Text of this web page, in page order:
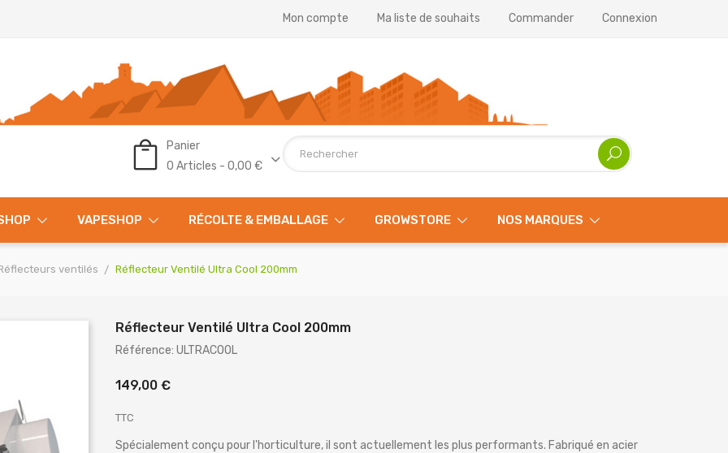
Mon compte Ma liste de souhaits Commander Connexion
Panier
0 Articles - 0,00 €
VAPESHOP RÉCOLTE & EMBALLAGE GROWSTORE NOS MARQUES
ventilés Réflecteur Ventilé Ultra Cool 200mm
Réflecteur Ventilé Ultra Cool 200mm
Référence: ULTRACOOL
149,00 €
TTC
Spécialement conçu pour l'horticulture, il sont actuellement les plus performants. Fabriqué en acier